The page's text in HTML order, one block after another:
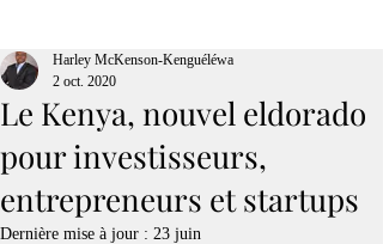
Le Kenya, nouvel eldorado
pour investisseurs,
entrepreneurs et startups
Harley McKenson-Kenguéléwa
2 oct. 2020
Dernière mise à jour : 23 juin